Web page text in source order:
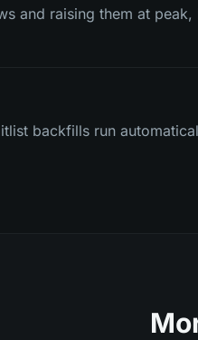
and raising them at
backfills run